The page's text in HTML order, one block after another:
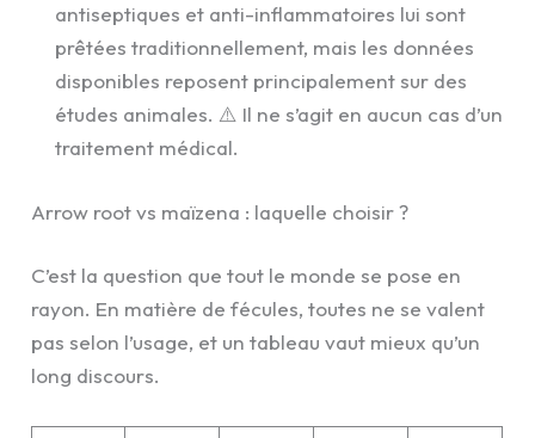
antiseptiques et anti-inflammatoires lui sont
prêtées traditionnellement, mais les données
disponibles reposent principalement sur des
études animales. ⚠️ Il ne s’agit en aucun cas d’un
traitement médical.
Arrow root vs maïzena : laquelle choisir ?
C’est la question que tout le monde se pose en
rayon. En matière de fécules, toutes ne se valent
pas selon l’usage, et un tableau vaut mieux qu’un
long discours.